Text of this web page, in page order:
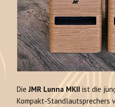
DieJMR Lunna MKII ist die
Kompakt-Standlautsprechers